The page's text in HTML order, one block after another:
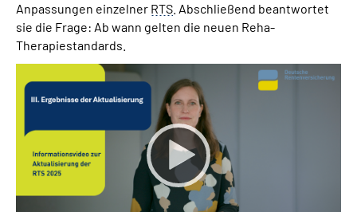
Suche
Language
Inhalte in Gebärdensprache (DGS)
Leichte Sprache
Anpassungen einzelner RTS . Abschließend beantwortet
sie die Frage: Ab wann gelten die neuen Reha-
Therapiestandards.